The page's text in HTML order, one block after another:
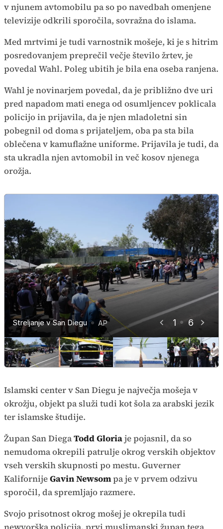
v njunem avtomobilu pa so po navedbah omenjene
televizije odkrili sporočila, sovražna do islama.
Med mrtvimi je tudi varnostnik mošeje, ki je s hitrim
posredovanjem preprečil večje število žrtev, je
povedal Wahl. Poleg ubitih je bila ena oseba ranjena.
Wahl je novinarjem povedal, da je približno dve uri
pred napadom mati enega od osumljencev poklicala
policijo in prijavila, da je njen mladoletni sin
pobegnil od doma s prijateljem, oba pa sta bila
oblečena v kamuflažne uniforme. Prijavila je tudi, da
sta ukradla njen avtomobil in več kosov njenega
orožja.
1 6
Streljanje v San Diegu AP
Streljanje v San Diegu AP
Streljanje v San Diegu AP
Streljanje v San Diegu AP
Streljanje v San Diegu AP
Streljanje v San Diegu AP
Islamski center v San Diegu je največja mošeja v
okrožju, objekt pa služi tudi kot šola za arabski jezik
ter islamske študije.
Župan San DiegaTodd Gloriaje pojasnil, da so
nemudoma okrepili patrulje okrog verskih objektov
vseh verskih skupnosti po mestu. Guverner
KalifornijeGavin Newsompa je v prvem odzivu
sporočil, da spremljajo razmere.
Svojo prisotnost okrog mošej je okrepila tudi